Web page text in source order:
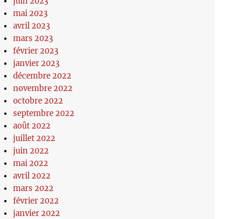
mai 2023
avril 2023
mars 2023
février 2023
janvier 2023
décembre 2022
novembre 2022
octobre 2022
septembre 2022
août 2022
juillet 2022
juin 2022
mai 2022
avril 2022
mars 2022
février 2022
janvier 2022